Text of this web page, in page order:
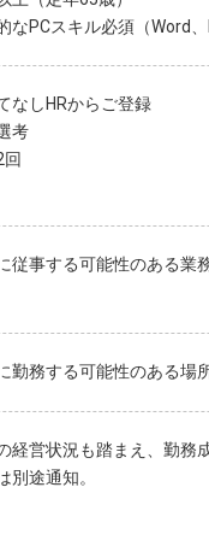
なPCスキル必須（Word、
なしHRからご登録
考
従事する可能性のある業
勤務する可能性のある場
経営状況も踏まえ、勤務
別途通知。